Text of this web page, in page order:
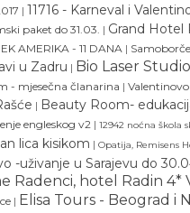
| 11716 - Karneval i
paket do 31.03. | Grand Hotel
AMERIKA - 11 DANA |
u Zadru | Bio Laser
- mjesečna članarina |
| Beauty Room-
engleskog v2 | 12942 noćna škola
lica kisikom | Opatija, Remisens
-uživanje u Sarajevu do
Radenci, hotel Radin 4*
| Elisa Tours - Beograd i